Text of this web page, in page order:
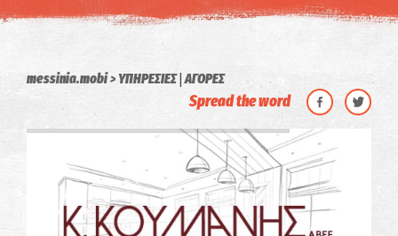
messinia.mobi ΥΠΗΡΕΣΙΕΣ|ΑΓΟΡΕΣ
Spread the word